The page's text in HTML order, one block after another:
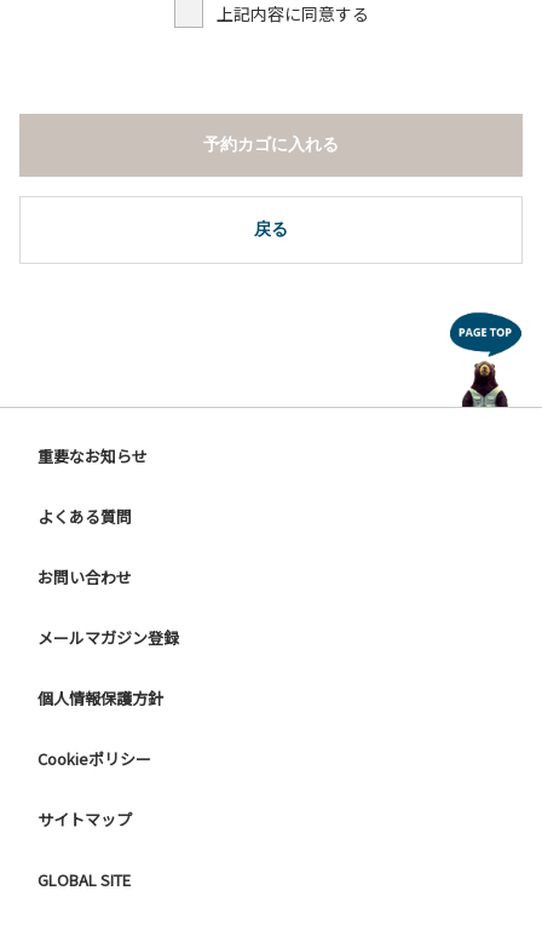
上記内容に同意する
戻る
予約カゴに入れる
重要なお知らせ
よくある質問
お問い合わせ
メールマガジン登録
個人情報保護方針
Cookieポリシー
サイトマップ
GLOBAL SITE